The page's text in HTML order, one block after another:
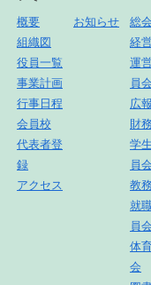
概要
組織図
役員一覧
事業計画
行事日程
会員校
代表者登
録
アクセス
お知らせ
総
経
運
員会
広
財
学
員会
教
就
員会
体
会